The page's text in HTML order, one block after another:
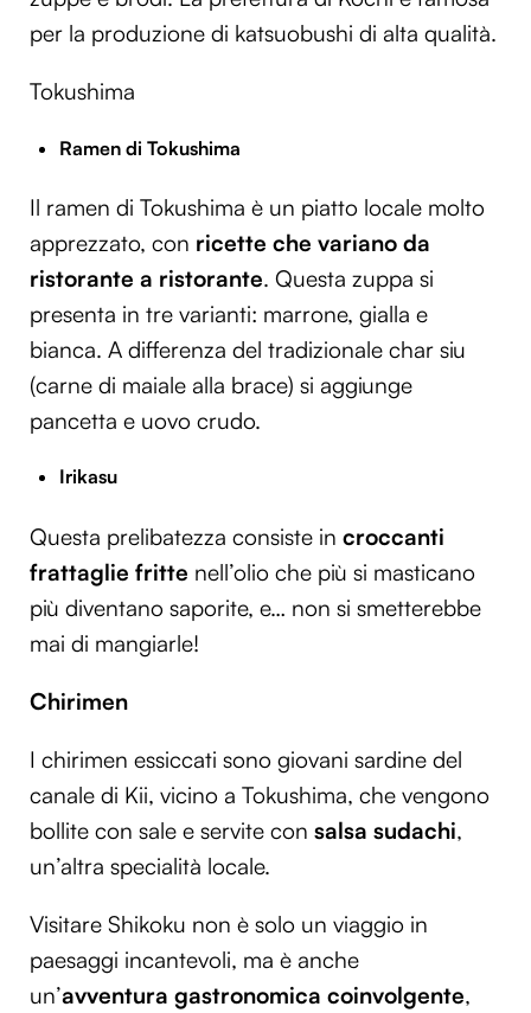
per la produzione di katsuobushi di alta qualità.
Tokushima
Ramen di Tokushima
Il ramen di Tokushima è un piatto locale molto
apprezzato, con ricette che variano da
ristorante a ristorante. Questa zuppa si
presenta in tre varianti: marrone, gialla e
bianca. A differenza del tradizionale char siu
(carne di maiale alla brace) si aggiunge
pancetta e uovo crudo.
Irikasu
Questa prelibatezza consiste in croccanti
frattaglie fritte nell’olio che più si masticano
più diventano saporite, e… non si smetterebbe
mai di mangiarle!
Chirimen
I chirimen essiccati sono giovani sardine del
canale di Kii, vicino a Tokushima, che vengono
bollite con sale e servite con salsa sudachi,
un’altra specialità locale.
Visitare Shikoku non è solo un viaggio in
paesaggi incantevoli, ma è anche
un’avventura gastronomica coinvolgente,